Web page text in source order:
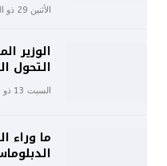
الأثنين 29 ذو الحجة 1447هـ 15-6-2026م
الوزير
التحول
السبت 13 ذو الحجة 1447هـ 30-5-2026م
ما وراء